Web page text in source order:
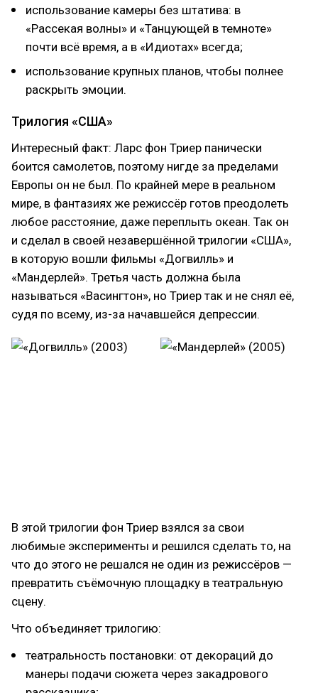
использование камеры без штатива: в
«Рассекая волны» и «Танцующей в темноте»
почти всё время, а в «Идиотах» всегда;
использование крупных планов, чтобы полнее
раскрыть эмоции.
Трилогия «США»
Интересный факт: Ларс фон Триер панически
боится самолетов, поэтому нигде за пределами
Европы он не был. По крайней мере в реальном
мире, в фантазиях же режиссёр готов преодолеть
любое расстояние, даже переплыть океан. Так он
и сделал в своей незавершённой трилогии «США»,
в которую вошли фильмы «Догвилль» и
«Мандерлей». Третья часть должна была
называться «Васингтон», но Триер так и не снял её,
судя по всему, из-за начавшейся депрессии.
В этой трилогии фон Триер взялся за свои
любимые эксперименты и решился сделать то, на
что до этого не решался не один из режиссёров —
превратить съёмочную площадку в театральную
сцену.
Что объединяет трилогию:
театральность постановки: от декораций до
манеры подачи сюжета через закадрового